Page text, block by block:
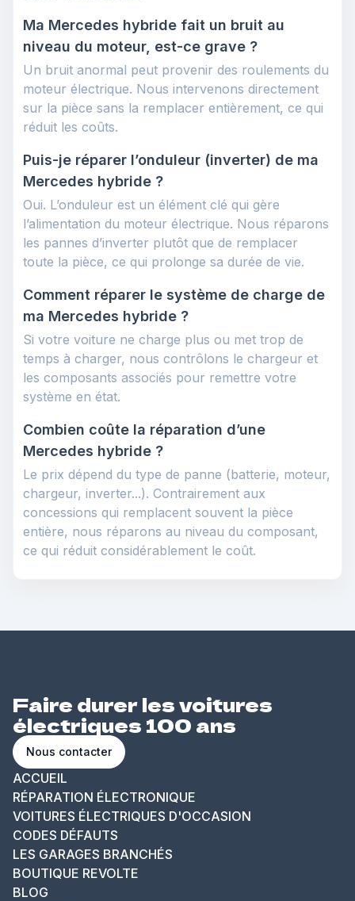
Ma Mercedes hybride fait un bruit au
niveau du moteur, est-ce grave ?
Un bruit anormal peut provenir des roulements du
moteur électrique. Nous intervenons directement
sur la pièce sans la remplacer entièrement, ce qui
réduit les coûts.
Puis-je réparer l’onduleur (inverter) de ma
Mercedes hybride ?
Oui. L’onduleur est un élément clé qui gère
l’alimentation du moteur électrique. Nous réparons
les pannes d’inverter plutôt que de remplacer
toute la pièce, ce qui prolonge sa durée de vie.
Comment réparer le système de charge de
ma Mercedes hybride ?
Si votre voiture ne charge plus ou met trop de
temps à charger, nous contrôlons le chargeur et
les composants associés pour remettre votre
système en état.
Combien coûte la réparation d’une
Mercedes hybride ?
Le prix dépend du type de panne (batterie, moteur,
chargeur, inverter...). Contrairement aux
concessions qui remplacent souvent la pièce
entière, nous réparons au niveau du composant,
ce qui réduit considérablement le coût.
Faire durer les voitures
électriques 100 ans
Nous contacter
ACCUEIL
RÉPARATION ÉLECTRONIQUE
VOITURES ÉLECTRIQUES D'OCCASION
CODES DÉFAUTS
LES GARAGES BRANCHÉS
BOUTIQUE REVOLTE
BLOG